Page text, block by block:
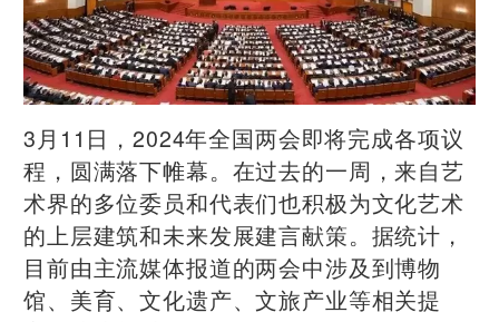
3月11日，2024年全国两会即将完成各项议
程，圆满落下帷幕。在过去的一周，来自艺
术界的多位委员和代表们也积极为文化艺术
的上层建筑和未来发展建言献策。据统计，
目前由主流媒体报道的两会中涉及到博物
馆、美育、文化遗产、文旅产业等相关提